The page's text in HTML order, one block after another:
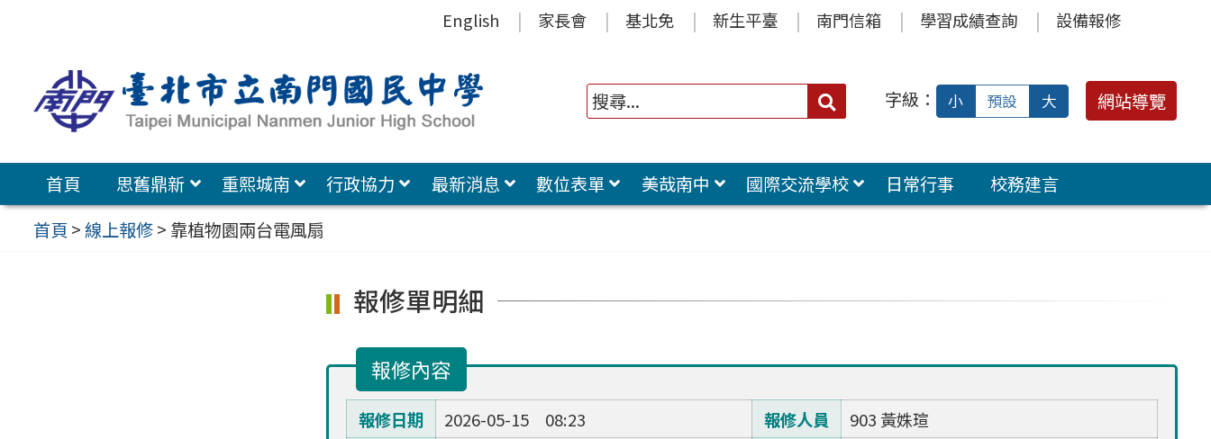
容
區
English 家長會 基北免 新生平臺 南門信箱 學習成績查詢 設備報修
搜
字級： 小 預設 大 網站導覽
首頁 思舊鼎新 重熙城南 行政協力 最新消息 數位表單 美哉南中 國際交流學校 日常行事
校務建言
首頁 >線上報修> 靠植物園兩台電風扇
報修單明細
報修內容
報修日期 2026-05-15 08:23 報修人員
903 黃姝瑄